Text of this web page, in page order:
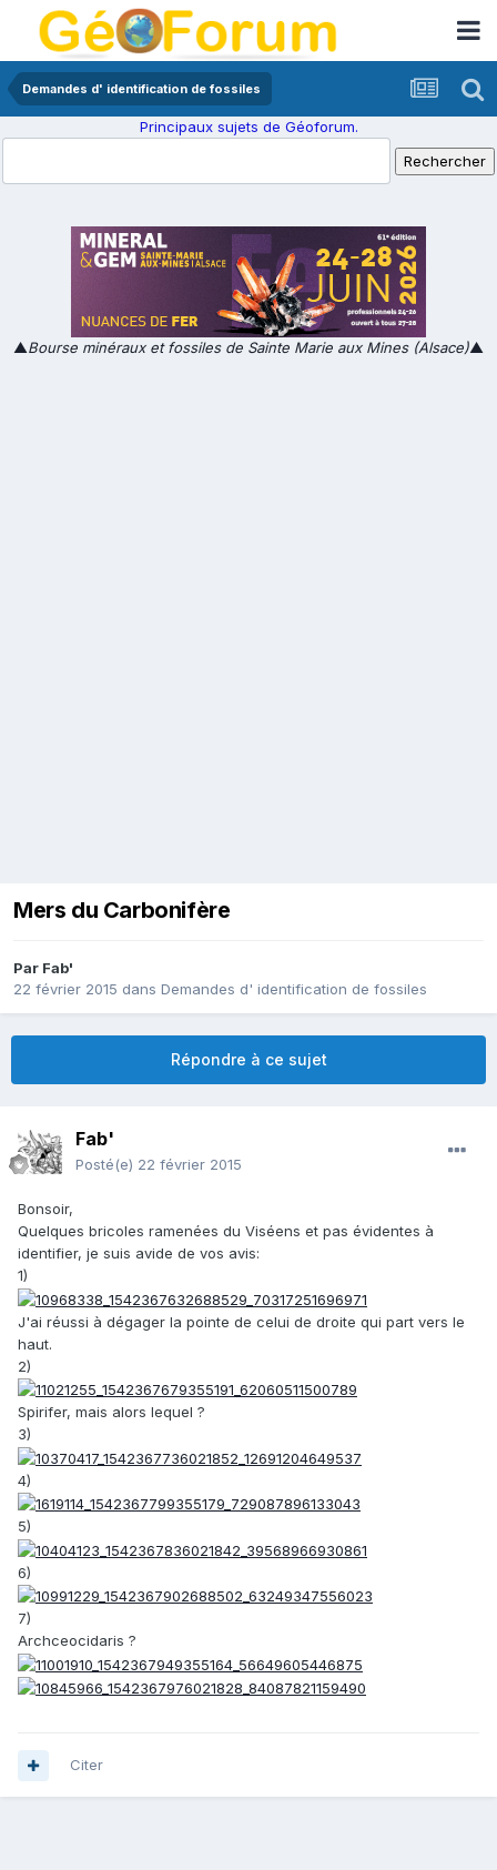
Demandes d' identification de fossiles
Principaux sujets de Géoforum.
▲Bourse minéraux et fossiles de Sainte Marie aux Mines (Alsace)▲
Mers du Carbonifère
Par Fab'
22 février 2015 dans Demandes d' identification de fossiles
Répondre à ce sujet
Fab'
Posté(e) 22 février 2015
Bonsoir,
Quelques bricoles ramenées du Viséens et pas évidentes à
identifier, je suis avide de vos avis:
1)
J'ai réussi à dégager la pointe de celui de droite qui part vers le
haut.
2)
Spirifer, mais alors lequel ?
3)
4)
5)
6)
7)
Archceocidaris ?
Citer